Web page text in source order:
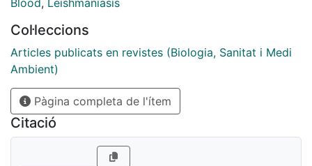
Blood, Leishmaniasis
Col·leccions
Articles publicats en revistes (Biologia, Sanitat i Medi
Ambient)
Pàgina completa de l'ítem
Citació